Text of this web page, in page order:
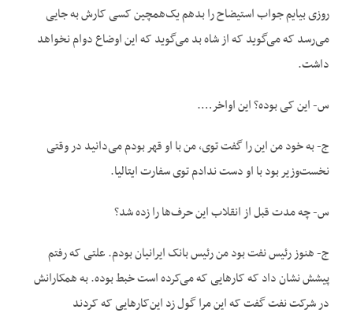
روزی بیایم جواب استیضاح را بدهم یک‌همچین کسی کارش به جایی
می‌رسد که می‌گوید که از شاه بد می‌گوید که این اوضاع دوام نخواهد
داشت.
س- این کی بوده؟ این اواخر….
ج- به خود من این را گفت توی، من با او قهر بودم می‌دانید در وقتی
نخست‌وزیر بود با او دست ندادم توی سفارت ایتالیا.
س- چه مدت قبل از انقلاب این حرف‌ها را زده شد؟
ج- هنوز رئیس نفت بود من رئیس بانک ایرانیان بودم. علتی که رفتم
پیشش نشان داد که کارهایی که می‌کرده است خبط بوده. به همکارانش
در شرکت نفت گفت که این مرا گول زد این‌کارهایی که کردند